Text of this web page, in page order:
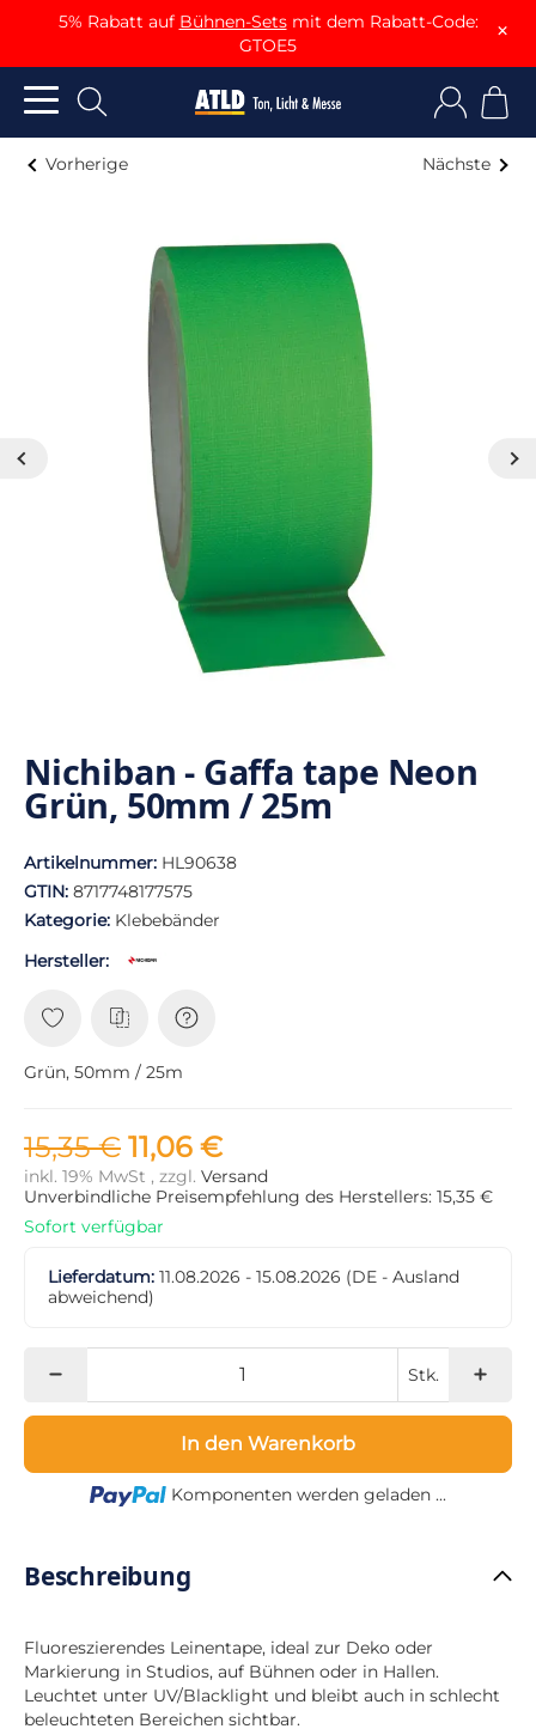
5% Rabatt auf Bühnen-Setsmit dem Rabatt-Code:
GTOE5
×
Vorherige Nächste
Nichiban - Gaffa tape Neon
Grün, 50mm / 25m
Artikelnummer: HL90638
GTIN: 8717748177575
Kategorie: Klebebänder
Hersteller:
Grün, 50mm / 25m
15,35 € 11,06 €
inkl. 19% MwSt , zzgl. Versand
Unverbindliche Preisempfehlung des Herstellers: 15,35 €
Sofort verfügbar
Lieferdatum: 11.08.2026 - 15.08.2026 (DE - Ausland
abweichend)
Stk.
In den Warenkorb
Loading...
Komponenten werden geladen ...
Beschreibung
Fluoreszierendes Leinentape, ideal zur Deko oder
Markierung in Studios, auf Bühnen oder in Hallen.
Leuchtet unter UV/Blacklight und bleibt auch in schlecht
beleuchteten Bereichen sichtbar.